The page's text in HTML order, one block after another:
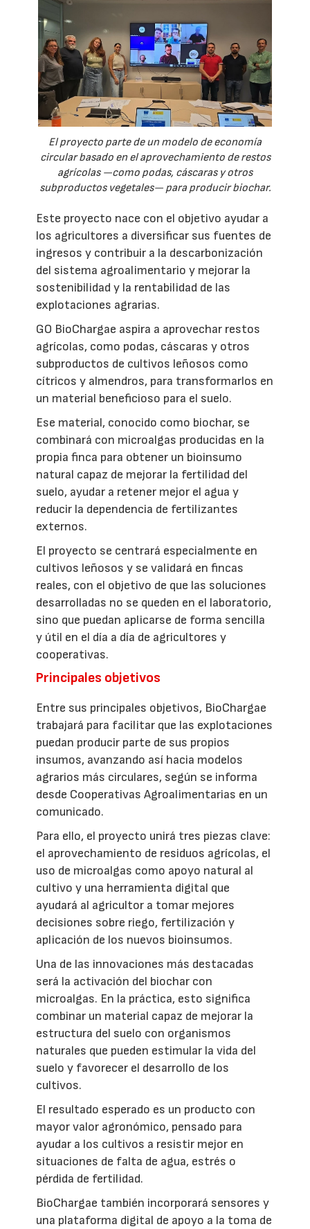
El proyecto parte de un modelo de economía
circular basado en el aprovechamiento de restos
agrícolas —como podas, cáscaras y otros
subproductos vegetales— para producir biochar.
Este proyecto nace con el objetivo ayudar a
los agricultores a diversificar sus fuentes de
ingresos y contribuir a la descarbonización
del sistema agroalimentario y mejorar la
sostenibilidad y la rentabilidad de las
explotaciones agrarias.
GO BioChargae aspira a aprovechar restos
agrícolas, como podas, cáscaras y otros
subproductos de cultivos leñosos como
cítricos y almendros, para transformarlos en
un material beneficioso para el suelo.
Ese material, conocido como biochar, se
combinará con microalgas producidas en la
propia finca para obtener un bioinsumo
natural capaz de mejorar la fertilidad del
suelo, ayudar a retener mejor el agua y
reducir la dependencia de fertilizantes
externos.
El proyecto se centrará especialmente en
cultivos leñosos y se validará en fincas
reales, con el objetivo de que las soluciones
desarrolladas no se queden en el laboratorio,
sino que puedan aplicarse de forma sencilla
y útil en el día a día de agricultores y
cooperativas.
Principales objetivos
Entre sus principales objetivos, BioChargae
trabajará para facilitar que las explotaciones
puedan producir parte de sus propios
insumos, avanzando así hacia modelos
agrarios más circulares, según se informa
desde Cooperativas Agroalimentarias en un
comunicado.
Para ello, el proyecto unirá tres piezas clave:
el aprovechamiento de residuos agrícolas, el
uso de microalgas como apoyo natural al
cultivo y una herramienta digital que
ayudará al agricultor a tomar mejores
decisiones sobre riego, fertilización y
aplicación de los nuevos bioinsumos.
Una de las innovaciones más destacadas
será la activación del biochar con
microalgas. En la práctica, esto significa
combinar un material capaz de mejorar la
estructura del suelo con organismos
naturales que pueden estimular la vida del
suelo y favorecer el desarrollo de los
cultivos.
El resultado esperado es un producto con
mayor valor agronómico, pensado para
ayudar a los cultivos a resistir mejor en
situaciones de falta de agua, estrés o
pérdida de fertilidad.
BioChargae también incorporará sensores y
una plataforma digital de apoyo a la toma de